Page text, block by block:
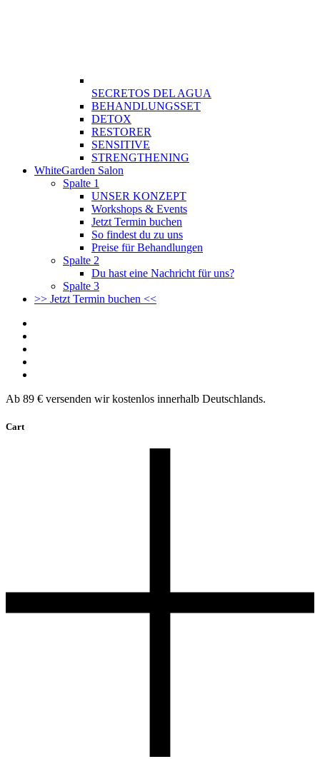
SECRETOS DEL AGUA
BEHANDLUNGSSET
DETOX
RESTORER
SENSITIVE
STRENGTHENING
WhiteGarden Salon
Spalte 1
UNSER KONZEPT
Workshops & Events
Jetzt Termin buchen
So findest du zu uns
Preise für Behandlungen
Spalte 2
Du hast eine Nachricht für uns?
Spalte 3
>> Jetzt Termin buchen <<
Ab 89 € versenden wir kostenlos innerhalb Deutschlands.
Cart